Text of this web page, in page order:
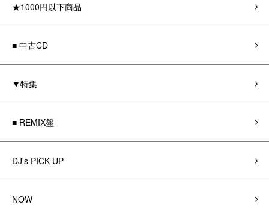
★1000円以下商品
■ 中古CD
▼特集
■ REMIX盤
DJ's PICK UP
NOW